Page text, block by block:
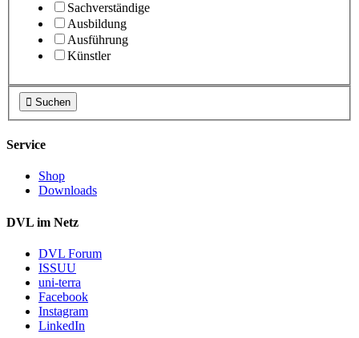
Sachverständige
Ausbildung
Ausführung
Künstler
 Suchen
Service
Shop
Downloads
DVL im Netz
DVL Forum
ISSUU
uni-terra
Facebook
Instagram
LinkedIn